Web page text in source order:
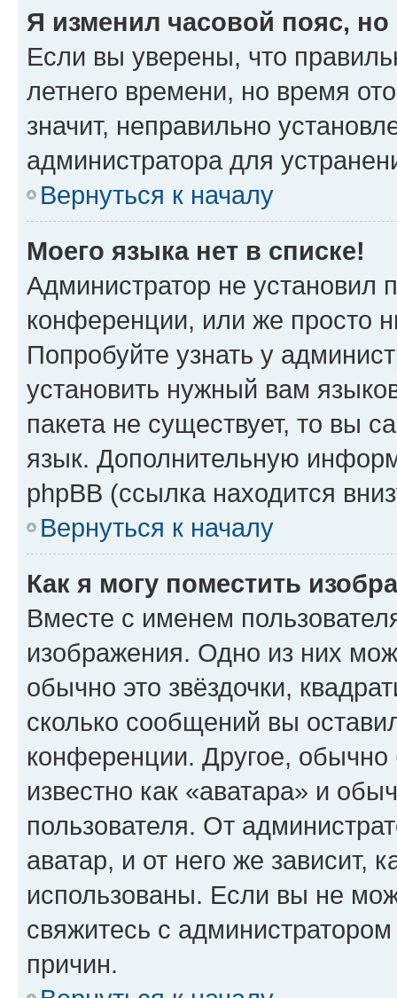
Я изменил часовой пояс,
Если вы уверены, что
летнего времени, но время
значит, неправильно
администратора для
Вернуться к началу
Моего языка нет в списке!
Администратор не установил
конференции, или же просто
Попробуйте узнать у
установить нужный вам
пакета не существует, то вы
язык. Дополнительную
phpBB (ссылка находится
Вернуться к началу
Как я могу поместить
Вместе с именем
изображения. Одно из них
обычно это звёздочки,
сколько сообщений вы
конференции. Другое,
известно как «аватара» и
пользователя. От
аватар, и от него же зависит,
использованы. Если вы не
свяжитесь с
причин.